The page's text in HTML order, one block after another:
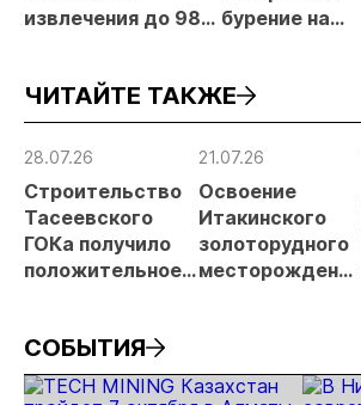
извлечения до 98%
шлака
бурение на
Дегдекан
ЧИТАЙТЕ ТАКЖЕ
28.07.26
Строительство
Тасеевского
ГОКа получило
положительное
экологической
экспертизы
21.07.26
Освоение
Итакинского
золоторудного
месторождения
СОБЫТИЯ